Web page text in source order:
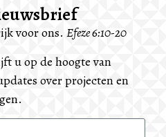
voor ons. Efeze 6:10-20
u op de hoogte van
over projecten en